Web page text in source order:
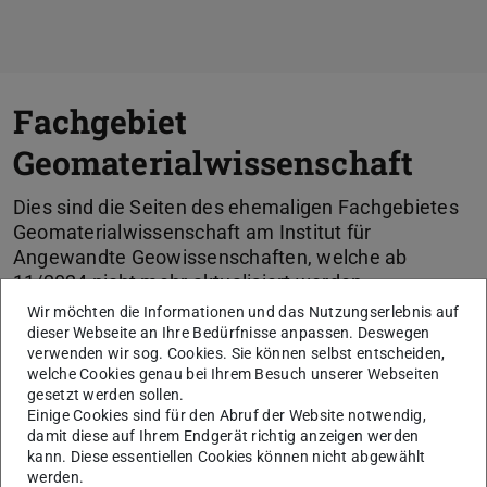
Fachgebiet
Geomaterialwissenschaft
Dies sind die Seiten des ehemaligen Fachgebietes
Geomaterialwissenschaft am Institut für
Angewandte Geowissenschaften, welche ab
11/2024 nicht mehr aktualisiert werden.
Die Geomaterialwissenschaft, die als Synonym für
die aus der klassischen Mineralogie erwachsene
Angewandte Mineralogie zu verstehen ist, befasst
sich mit natürlichen, anorganischen Feststoffen, die
zur Herstellung moderner Materialsysteme mit
spezifischen, funktionalen Eigenschaften
herangezogen werden.
Wir möchten die Informationen und das Nutzungserlebnis auf
dieser Webseite an Ihre Bedürfnisse anpassen. Deswegen
verwenden wir sog. Cookies. Sie können selbst entscheiden,
welche Cookies genau bei Ihrem Besuch unserer Webseiten
gesetzt werden sollen.
Einige Cookies sind für den Abruf der Website notwendig,
damit diese auf Ihrem Endgerät richtig anzeigen werden
kann. Diese essentiellen Cookies können nicht abgewählt
werden.